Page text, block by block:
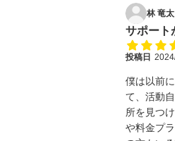
林 竜太
サポート
投稿日
僕は以前
て、活動
所を見つ
や料金プ